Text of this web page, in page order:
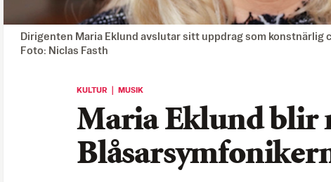
Dirigenten Maria Eklund avslutar sitt uppdrag som
Foto: Niclas Fasth
KULTUR ｜ MUSIK
Maria Eklund blir